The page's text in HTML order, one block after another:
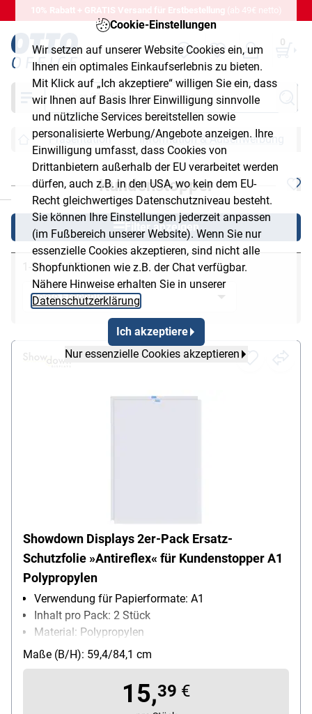
Cookie-Einstellungen
Wir setzen auf unserer Website Cookies ein, um
Ihnen ein optimales Einkaufserlebnis zu bieten.
Mit Klick auf „Ich akzeptiere“ willigen Sie ein, dass
wir Ihnen auf Basis Ihrer Einwilligung sinnvolle
und nützliche Services bereitstellen sowie
personalisierte Werbung/Angebote anzeigen. Ihre
Einwilligung umfasst, dass Cookies von
Drittanbietern außerhalb der EU verarbeitet werden
dürfen, auch z.B. in den USA, wo kein dem EU-
Recht gleichwertiges Datenschutzniveau besteht.
Sie können Ihre Einstellungen jederzeit anpassen
(im Fußbereich unserer Website). Wenn Sie nur
essenzielle Cookies akzeptieren, sind nicht alle
Shopfunktionen wie z.B. der Chat verfügbar.
Nähere Hinweise erhalten Sie in unserer
Datenschutzerklärung
Ich akzeptiere
Nur essenzielle Cookies akzeptieren
10% Rabatt + GRATIS Versand für Erstbestellung (ab 49€ netto)
0
Suche
Präsentation Information & Außenwerbung
Kundenstopper
Filter anzeigen
1-24 von 174
Showdown Displays 2er-Pack Ersatz-
Schutzfolie »Antireflex« für Kundenstopper A1
Polypropylen
Verwendung für Papierformate: A1
Inhalt pro Pack: 2 Stück
Material: Polypropylen
Farbe: transparent
wieder ablösbar: Ja
Maße (B/H): 59,4/84,1 cm
15,39 €